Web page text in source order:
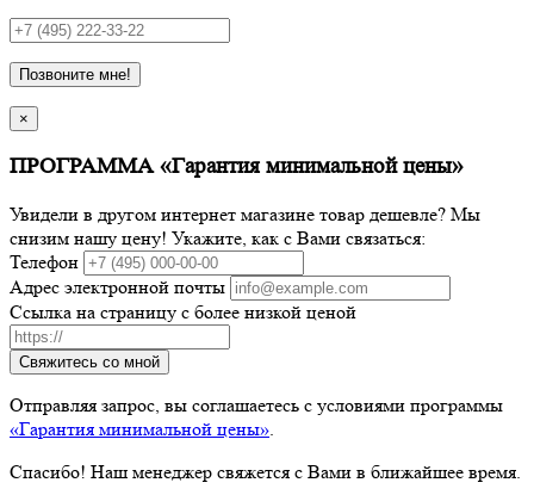
Позвоните мне!
×
ПРОГРАММА «Гарантия минимальной цены»
Увидели в другом интернет магазине товар дешевле? Мы
снизим нашу цену! Укажите, как с Вами связаться:
Телефон
Адрес электронной почты
Ссылка на страницу с более низкой ценой
Свяжитесь со мной
Отправляя запрос, вы соглашаетесь с условиями программы
«Гарантия минимальной цены»
Спасибо! Наш менеджер свяжется с Вами в ближайшее время.